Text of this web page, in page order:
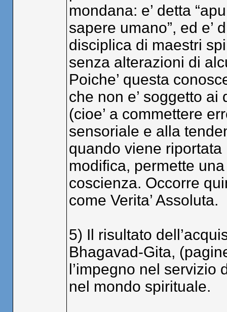
mondana: e’ detta
sapere umano”, ed e’
disciplica di maestri
senza alterazioni di
Poiche’ questa
che non e’ soggetto
(cioe’ a commettere
sensoriale e alla
quando viene
modifica, permette
coscienza. Occorre
come Verita’ Assoluta.
5) Il risultato
Bhagavad-Gita,
l’impegno nel servizio
nel mondo spirituale.